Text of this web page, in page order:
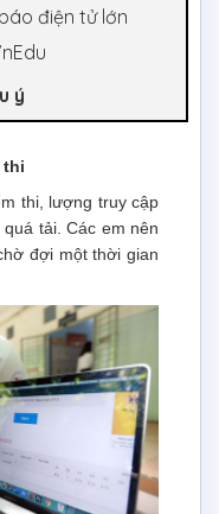
điện tử lớn
ý
thi
thi, lượng truy cập
tải. Các em nên
đợi một thời gian